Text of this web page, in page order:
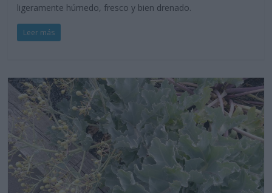
ligeramente húmedo, fresco y bien drenado.
Leer más